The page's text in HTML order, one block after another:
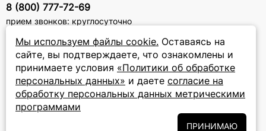
Мы используем файлы cookie. Оставаясь на
сайте, вы подтверждаете, что ознакомлены и
принимаете условия «Политики об обработке
персональных данных» и даете согласие на
обработку персональных данных метрическими
программами
ПРИНИМАЮ
8 (800) 777-72-69
прием звонков: круглосуточно
ПОДПИСКА НА РАССЫЛКУ
Подписаться на новости
Подписываясь на рассылку, вы соглашаетесь с условиямиПолитики
обработки персональных данных